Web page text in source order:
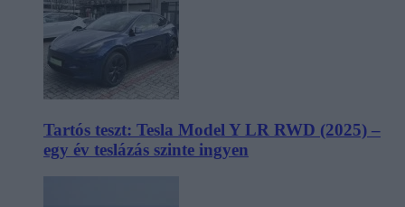
Tartós teszt: Tesla Model Y LR RWD (2025) –
egy év teslázás szinte ingyen